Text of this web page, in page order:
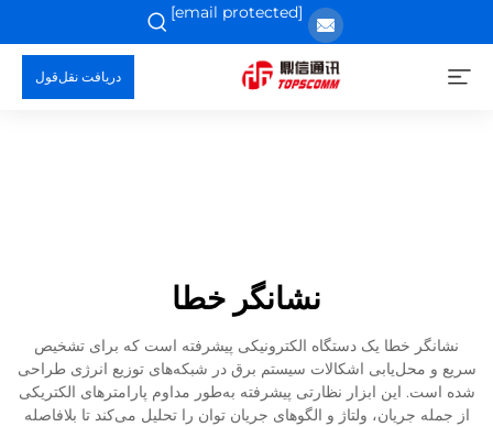
[email protected]
دریافت نقل‌قول
نشانگر خطا
نشانگر خطا یک دستگاه الکترونیکی پیشرفته است که برای تشخیص
سریع و محل‌یابی اشکالات سیستم برق در شبکه‌های توزیع انرژی طراحی
شده است. این ابزار نظارتی پیشرفته به‌طور مداوم پارامترهای الکتریکی
از جمله جریان، ولتاژ و الگوهای جریان توان را تحلیل می‌کند تا بلافاصله